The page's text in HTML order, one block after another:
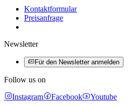
Kontaktformular
Preisanfrage
Newsletter
Für den Newsletter anmelden
Follow us on
Instagram
Facebook Youtube